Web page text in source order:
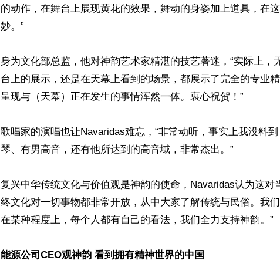
的动作，在舞台上展现黄花的效果，舞动的身姿加上道具，在
妙。”
身为文化部总监，他对神韵艺术家精湛的技艺著迷，“实际上，
台上的展示，还是在天幕上看到的场景，都展示了完全的专业
呈现与（天幕）正在发生的事情浑然一体。衷心祝贺！”
歌唱家的演唱也让Navaridas难忘，“非常动听，事实上我没料
琴、有男高音，还有他所达到的高音域，非常杰出。”
复兴中华传统文化与价值观是神韵的使命，Navaridas认为这对
终文化对一切事物都非常开放，从中大家了解传统与民俗。我
在某种程度上，每个人都有自己的看法，我们全力支持神韵。”
能源公司CEO观神韵 看到拥有精神世界的中国